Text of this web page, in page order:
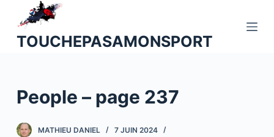
u
TOUCHEPASAMONSPORT
People – page 237
MATHIEU DANIEL
7 JUIN 2024